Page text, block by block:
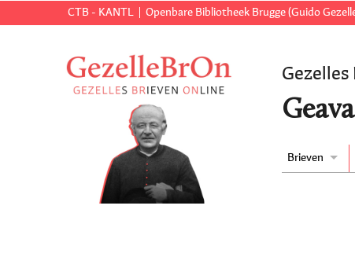
CTB - KANTL Openbare Bibliotheek Brugge (Guido
Gezelles
Brieven